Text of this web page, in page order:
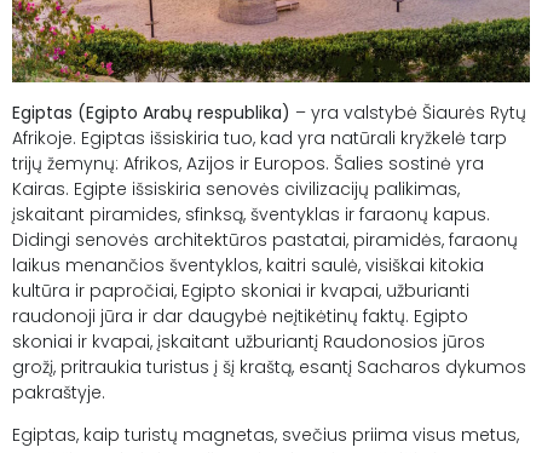
Egiptas (Egipto Arabų respublika) – yra valstybė Šiaurės Rytų
Afrikoje. Egiptas išsiskiria tuo, kad yra natūrali kryžkelė tarp
trijų žemynų: Afrikos, Azijos ir Europos. Šalies sostinė yra
Kairas. Egipte išsiskiria senovės civilizacijų palikimas,
įskaitant piramides, sfinksą, šventyklas ir faraonų kapus.
Didingi senovės architektūros pastatai, piramidės, faraonų
laikus menančios šventyklos, kaitri saulė, visiškai kitokia
kultūra ir papročiai, Egipto skoniai ir kvapai, užburianti
raudonoji jūra ir dar daugybė neįtikėtinų faktų. Egipto
skoniai ir kvapai, įskaitant užburiantį Raudonosios jūros
grožį, pritraukia turistus į šį kraštą, esantį Sacharos dykumos
pakraštyje.
Egiptas, kaip turistų magnetas, svečius priima visus metus,